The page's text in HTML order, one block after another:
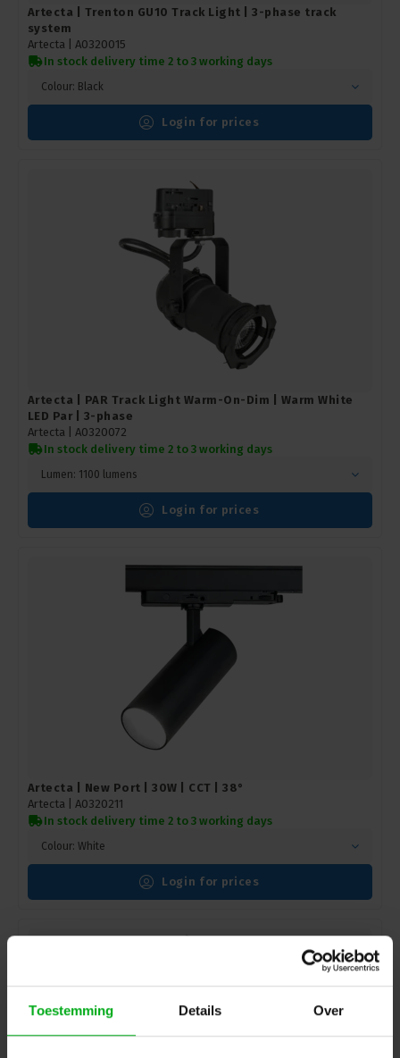
Toestemming Details Over
Artecta | Trenton GU10 Track Light | 3-phase track
system
Artecta | A0320015
In stock delivery time 2 to 3 working days
Colour: Black
Login for prices
Artecta | PAR Track Light Warm-On-Dim | Warm White
LED Par | 3-phase
Artecta | A0320072
In stock delivery time 2 to 3 working days
Lumen: 1100 lumens
Login for prices
Artecta | New Port | 30W | CCT | 38°
Artecta | A0320211
In stock delivery time 2 to 3 working days
Colour: White
Login for prices